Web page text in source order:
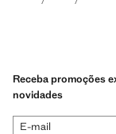
Receba promoções
novidades
E-mail